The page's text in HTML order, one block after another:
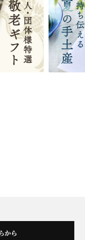
抹茶のトリ
(4.7)
した。
もか！とい
はプチプチ
なく無事に
の紐がかけ
なんだと思
ーキ（カット）-単品-
540 (税込)
むセット
1,420 (税込)
前）＋特撰そばつゆ4
個（ポスト便）
2,028 (税込)
3,356 (税込)
16,500 (税込)